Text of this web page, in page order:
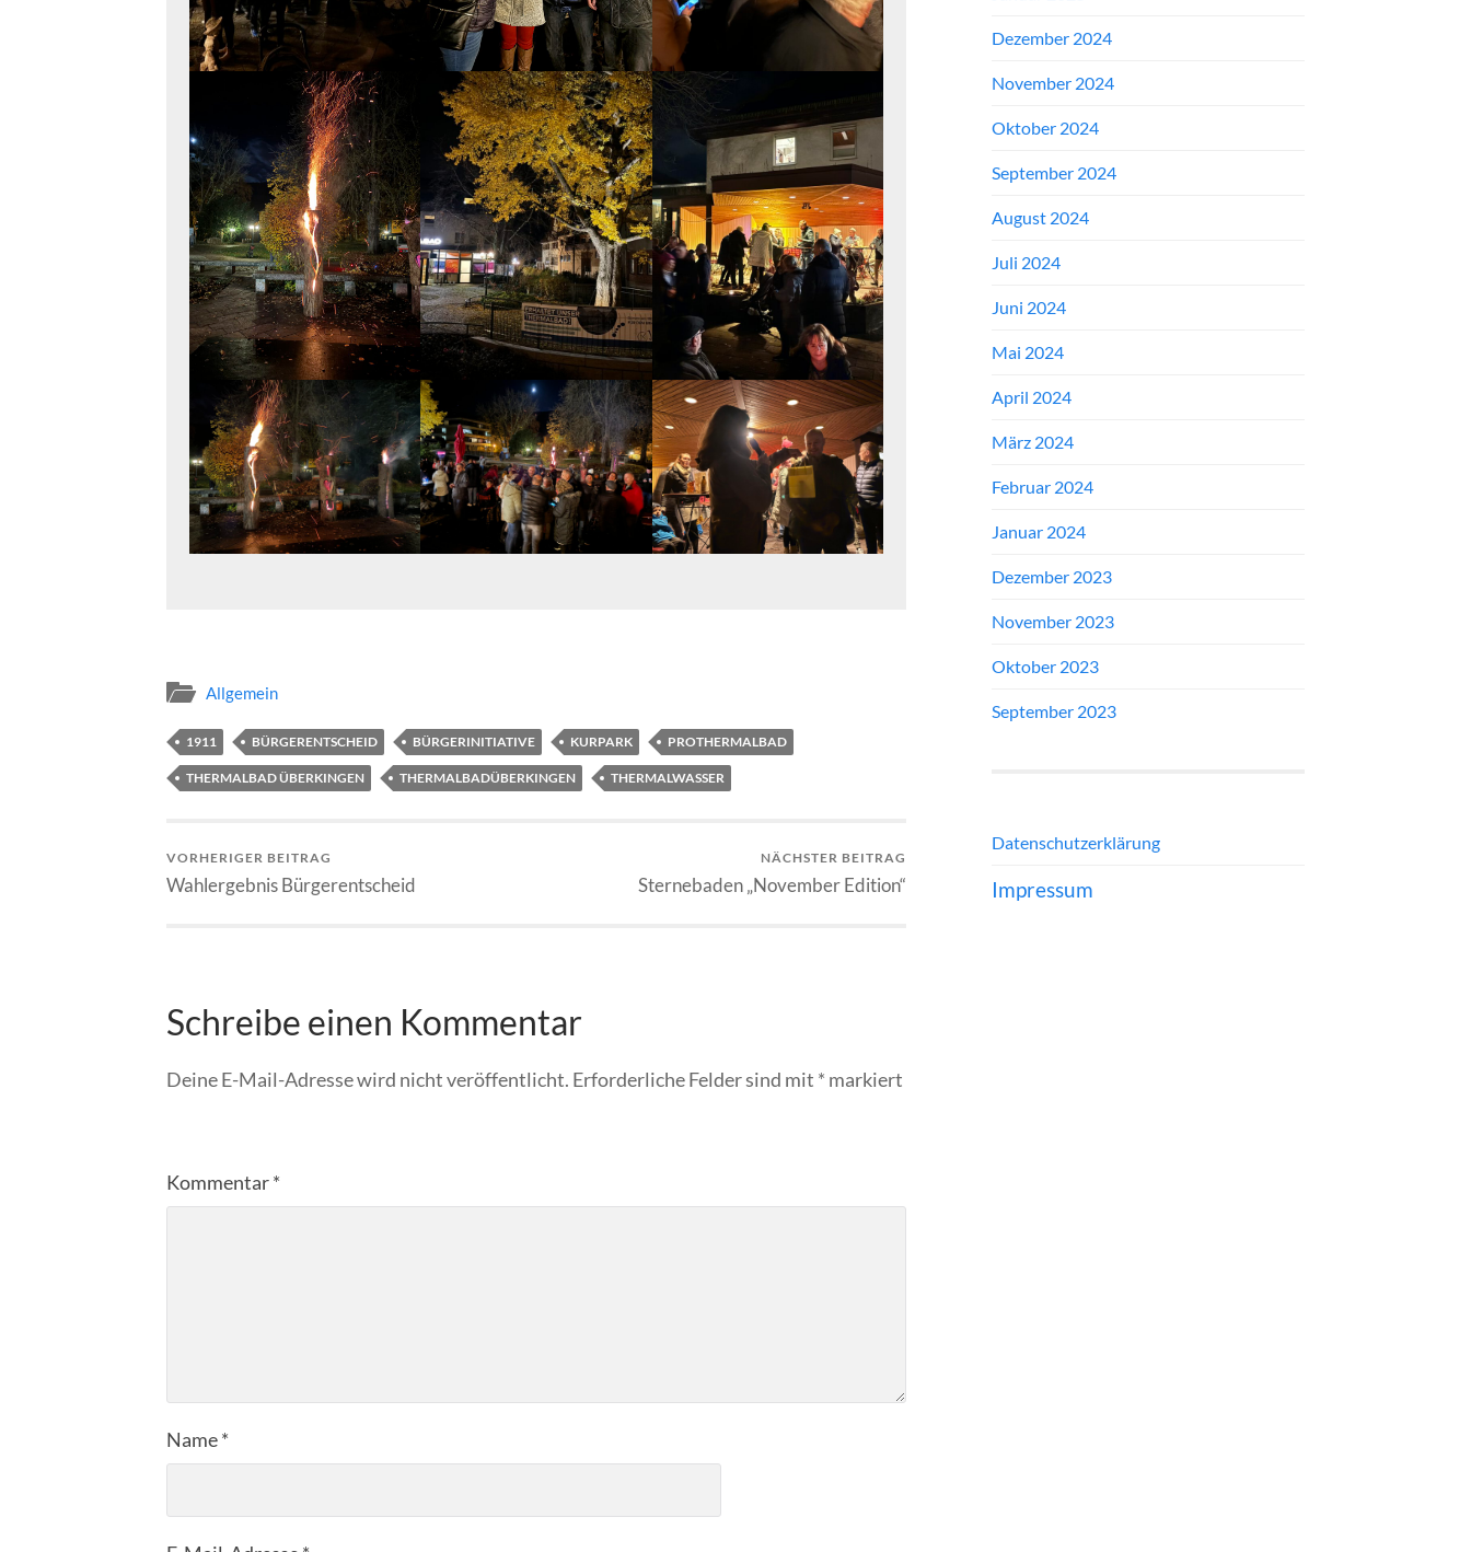
Allgemein
1911 BÜRGERENTSCHEID BÜRGERINITIATIVE KURPARK PROTHERMALBAD
THERMALBAD ÜBERKINGEN THERMALBADÜBERKINGEN THERMALWASSER
VORHERIGER BEITRAG
Wahlergebnis Bürgerentscheid
NÄCHSTER BEITRAG
Sternebaden „November Edition“
Schreibe einen Kommentar
Deine E-Mail-Adresse wird nicht veröffentlicht. Erforderliche Felder sind mit * markiert
Kommentar*
Name*
Dezember 2024
November 2024
Oktober 2024
September 2024
August 2024
Juli 2024
Juni 2024
Mai 2024
April 2024
März 2024
Februar 2024
Januar 2024
Dezember 2023
November 2023
Oktober 2023
September 2023
Datenschutzerklärung
Impressum